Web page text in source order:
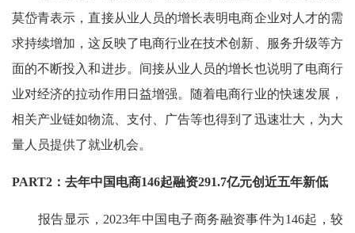
莫岱青表示，直接从业人员的增长表明电商企业对人才的需
求持续增加，这反映了电商行业在技术创新、服务升级等方
面的不断投入和进步。间接从业人员的增长也说明了电商行
业对经济的拉动作用日益增强。随着电商行业的快速发展，
相关产业链如物流、支付、广告等也得到了迅速壮大，为大
量人员提供了就业机会。
PART2：去年中国电商146起融资291.7亿元创近五年新低
报告显示，2023年中国电子商务融资事件为146起，较